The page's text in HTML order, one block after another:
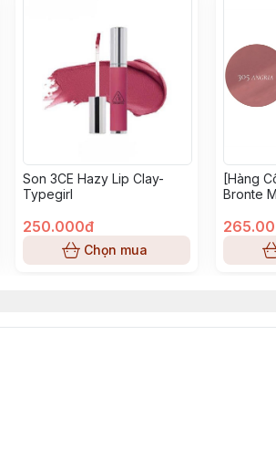
Son 3CE Hazy Lip Clay-
Typegirl
250.000đ
Chọn mua
[Hàng
Bronte